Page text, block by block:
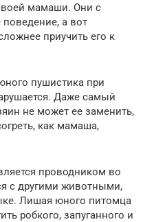
мамаши. Они с
а вот
приучить его к
пушистика при
Даже самый
не может ее заменить,
как мамаша,
проводником во
с другими животными,
Лишая юного питомца
робкого, запуганного и